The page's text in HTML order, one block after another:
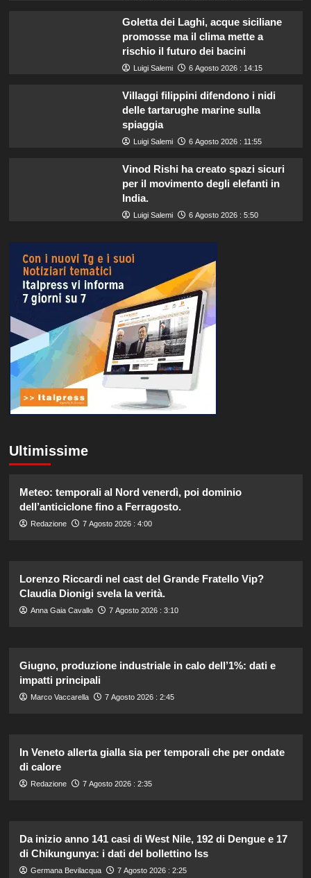
Goletta dei Laghi, acque siciliane
promosse ma il clima mette a
rischio il futuro dei bacini
Luigi Salemi 6 Agosto 2026 : 14:15
Villaggi filippini difendono i nidi
delle tartarughe marine sulla
spiaggia
Luigi Salemi 6 Agosto 2026 : 11:55
Vinod Rishi ha creato spazi sicuri
per il movimento degli elefanti in
India.
Luigi Salemi 6 Agosto 2026 : 5:50
Ultimissime
Meteo: temporali al Nord venerdì, poi dominio
dell’anticiclone fino a Ferragosto.
Redazione 7 Agosto 2026 : 4:00
Lorenzo Riccardi nel cast del Grande Fratello Vip?
Claudia Dionigi svela la verità.
Anna Gaia Cavallo 7 Agosto 2026 : 3:10
Giugno, produzione industriale in calo dell’1%: dati e
impatti principali
Marco Vaccarella 7 Agosto 2026 : 2:45
In Veneto allerta gialla sia per temporali che per ondate
di calore
Redazione 7 Agosto 2026 : 2:35
Da inizio anno 141 casi di West Nile, 192 di Dengue e 17
di Chikungunya: i dati del bollettino Iss
Germana Bevilacqua 7 Agosto 2026 : 2:25